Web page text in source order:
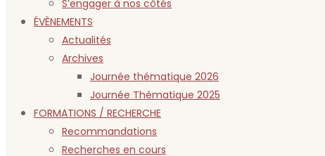
S’engager à nos côtés
ÉVÈNEMENTS
Actualités
Archives
Journée thématique 2026
Journée Thématique 2025
FORMATIONS / RECHERCHE
Recommandations
Recherches en cours